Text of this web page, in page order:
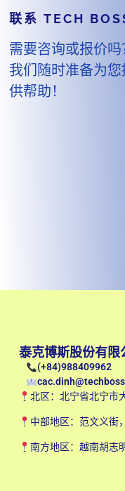
联系 TECH
需要咨询或报价吗
我们随时准备为您
供帮助！
泰克博斯股份有限
(+84)988409962
北区：北宁省北宁市
中部地区：范文义街
南方地区：越南胡志